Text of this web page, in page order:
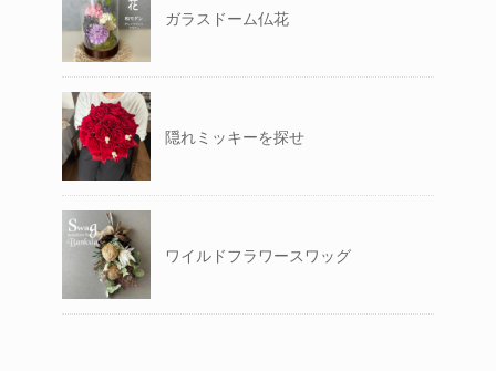
ガラスドーム仏花
隠れミッキーを探せ
ワイルドフラワースワッグ